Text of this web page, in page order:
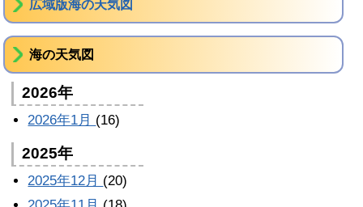
広域版海の天気図
海の天気図
2026年
2026年1月 (16)
2025年
2025年12月 (20)